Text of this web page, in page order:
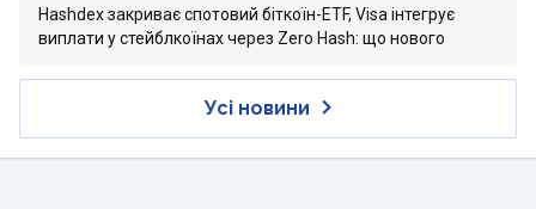
Hashdex закриває спотовий біткоїн-ETF, Visa інтегрує
виплати у стейблкоїнах через Zero Hash: що нового
Усі новини